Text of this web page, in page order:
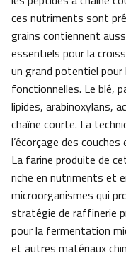
ces nutriments sont
grains contiennent
essentiels pour la
un grand potentiel
fonctionnelles. Le blé,
lipides, arabinoxylans,
chaîne courte. La
l’écorçage des
La farine produite de
riche en nutriments et
microorganismes qui
stratégie de raffinerie
pour la fermentation
et autres matériaux